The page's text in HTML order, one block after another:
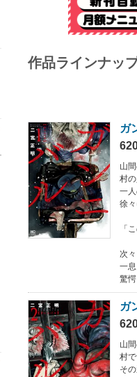
作品ラインナ
ガ
山
村
一
徐
「
次
一
驚
ガ
山
村
そ